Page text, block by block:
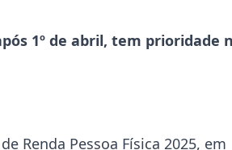
1º de abril, tem prioridade
Renda Pessoa Física 2025, em